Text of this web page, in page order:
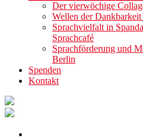
Der vierwöchige
Wellen der
Sprachvielfalt in
Sprachcafé
Sprachförderung und
Berlin
Spenden
Kontakt